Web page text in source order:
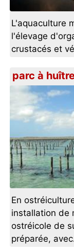
L'aquaculture
l'élevage
crustacés et
parc à
En
installation de
ostréicole de
préparée,